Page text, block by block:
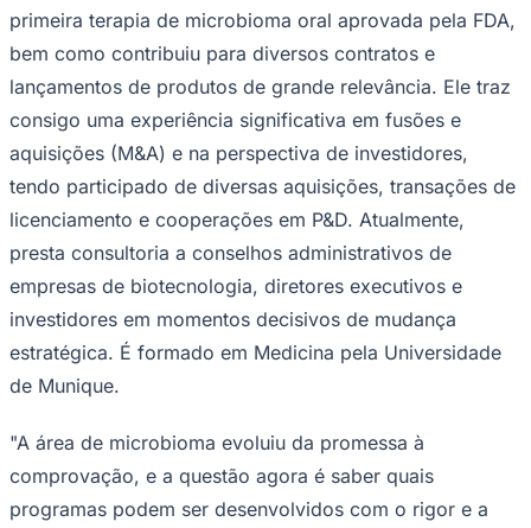
primeira terapia de microbioma oral aprovada pela FDA,
bem como contribuiu para diversos contratos e
lançamentos de produtos de grande relevância. Ele traz
consigo uma experiência significativa em fusões e
aquisições (M&A) e na perspectiva de investidores,
tendo participado de diversas aquisições, transações de
licenciamento e cooperações em P&D. Atualmente,
presta consultoria a conselhos administrativos de
empresas de biotecnologia, diretores executivos e
investidores em momentos decisivos de mudança
estratégica. É formado em Medicina pela Universidade
de Munique.
"A área de microbioma evoluiu da promessa à
comprovação, e a questão agora é saber quais
programas podem ser desenvolvidos com o rigor e a